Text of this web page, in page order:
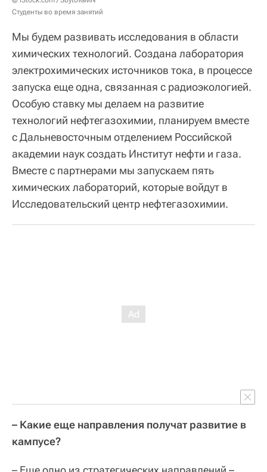
Студенты во время занятий
Мы будем развивать исследования в области
химических технологий. Создана лаборатория
электрохимических источников тока, в процессе
запуска еще одна, связанная с радиоэкологией.
Особую ставку мы делаем на развитие
технологий нефтегазохимии, планируем вместе
с Дальневосточным отделением Российской
академии наук создать Институт нефти и газа.
Вместе с партнерами мы запускаем пять
химических лабораторий, которые войдут в
Исследовательский центр нефтегазохимии.
– Какие еще направления получат развитие в
кампусе?